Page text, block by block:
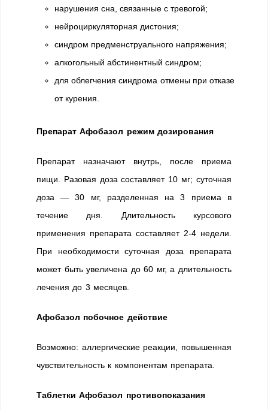
нарушения сна, связанные с тревогой;
нейроциркуляторная дистония;
синдром предменструального напряжения;
алкогольный абстинентный синдром;
для облегчения синдрома отмены при отказе
от курения.
Препарат Афобазол режим дозирования
Препарат назначают внутрь, после приема
пищи. Разовая доза составляет 10 мг; суточная
доза — 30 мг, разделенная на 3 приема в
течение дня. Длительность курсового
применения препарата составляет 2-4 недели.
При необходимости суточная доза препарата
может быть увеличена до 60 мг, а длительность
лечения до 3 месяцев.
Афобазол побочное действие
Возможно: аллергические реакции, повышенная
чувствительность к компонентам препарата.
Таблетки Афобазол противопоказания